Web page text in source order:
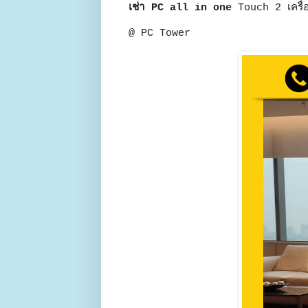
เช่า PC all in one Touch 2 เครื่
@ PC Tower